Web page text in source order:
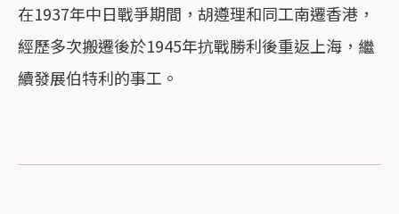
在1937年中日戰爭期間，胡遵理和同工南遷香港，
經歷多次搬遷後於1945年抗戰勝利後重返上海，繼
續發展伯特利的事工。